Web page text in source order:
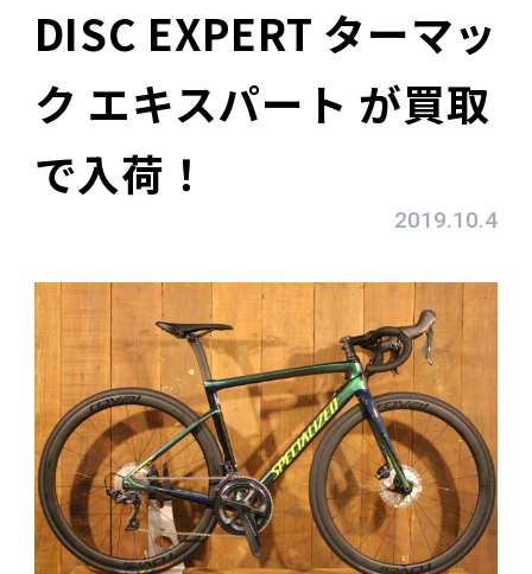
DISC EXPERT ターマッ
ク エキスパート が買取
で入荷！
2019.10.4